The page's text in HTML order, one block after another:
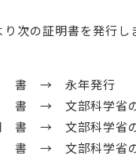
次の証明書を発行し
→ 永年発行
科学省の通達
文部科学省の通
学省の通達に